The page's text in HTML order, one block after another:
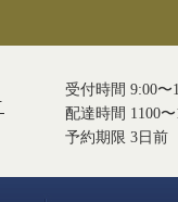
受付時間 9:00〜
配達時間 1100〜
予約期限 3日前